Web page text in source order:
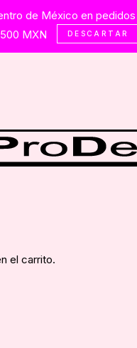
de México en
MXN
DESCARTAR
el carrito.